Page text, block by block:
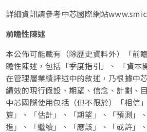
詳細資訊請參考中芯國際網站
前瞻性陳述
本公佈可能載有 （除歷史資料外）
「前
瞻性陳述，包括「季度指引」、 「資本
在管理層業績評述中的敘述，乃根據中
績效的現行假設、期望、信念、計劃、
中芯國際使用包括（但不限於）「相信
算」、「估計」、「期望」、「預測」
進」、「繼續」、「應該」、「或許」